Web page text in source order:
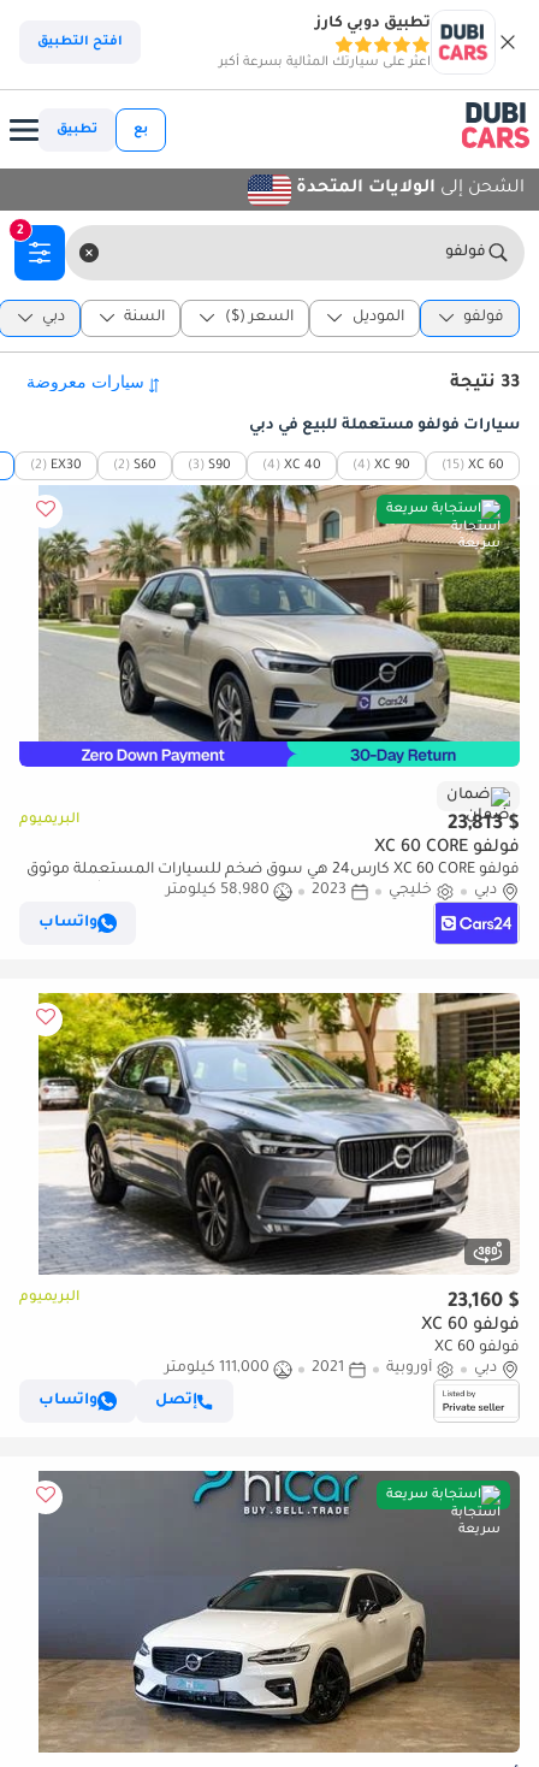
تطبيق دوبي كارز
اعثر على سيارتك المثالية بسرعة أكبر
افتح التطبيق
بع تطبيق
الشحن إلى الولايات المتحدة
فولفو
2
فولفو الموديل السعر ($) السنة دبي
33 نتيجة
سيارات فولفو مستعملة للبيع في دبي
XC 60
(15)
XC 90
(4)
XC 40
(4)
S90
(3)
S60
(2)
EX30
(2)
استجابة سريعة
ضمان
$ 23,813 البريميوم
فولفو XC 60 CORE
فولفو XC 60 CORE كارس24 هي سوق ضخم للسيارات المستعملة موثوق
ومضمون ٪كارس24 هي سوق ضخم للسيارات المستعملة موثوق
دبي خليجي 2023
58,980 كيلومتر
واتساب
$ 23,160 البريميوم
فولفو XC 60
فولفو XC 60
دبي
أوروبية 2021
111,000 كيلومتر
إتصل
واتساب
استجابة سريعة